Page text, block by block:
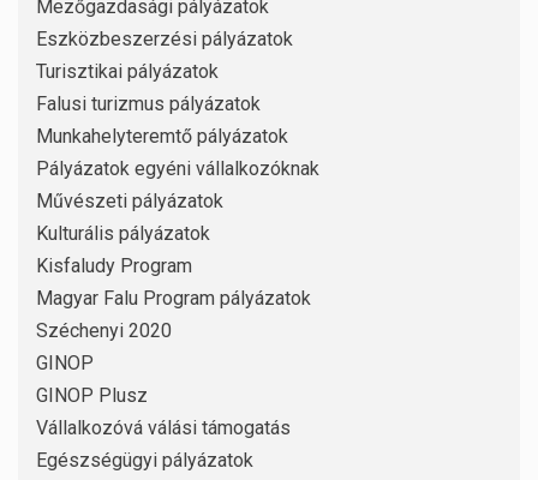
Mezőgazdasági pályázatok
Eszközbeszerzési pályázatok
Turisztikai pályázatok
Falusi turizmus pályázatok
Munkahelyteremtő pályázatok
Pályázatok egyéni vállalkozóknak
Művészeti pályázatok
Kulturális pályázatok
Kisfaludy Program
Magyar Falu Program pályázatok
Széchenyi 2020
GINOP
GINOP Plusz
Vállalkozóvá válási támogatás
Egészségügyi pályázatok